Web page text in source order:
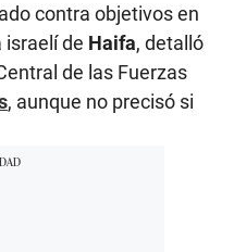
contra objetivos en
israelí de Haifa, detalló
de las Fuerzas
, aunque no precisó si